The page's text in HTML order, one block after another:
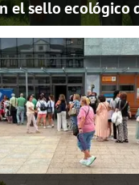
el sello ecológico